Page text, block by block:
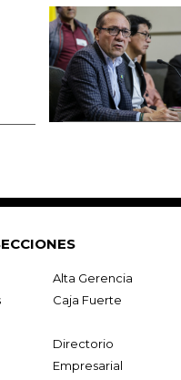
Alta Gerencia
Caja Fuerte
Directorio
Empresarial